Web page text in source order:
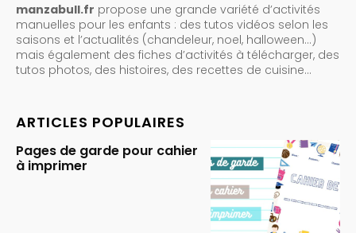
manzabull.fr propose une grande variété d’activités
manuelles pour les enfants : des tutos vidéos selon les
saisons et l’actualités (chandeleur, noel, halloween…)
mais également des fiches d’activités à télécharger, des
tutos photos, des histoires, des recettes de cuisine…
ARTICLES POPULAIRES
Pages de garde pour cahier
à imprimer